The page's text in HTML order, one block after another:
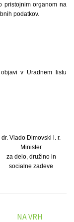
pristojnim organom na
podatkov.
v Uradnem listu
dr. Vlado Dimovski l. r.
Minister
za delo, družino in
socialne zadeve
NA VRH